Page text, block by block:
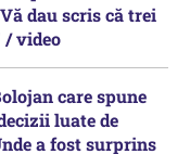
dau scris că trei
/ video
care spune
luate de
a fost surprins